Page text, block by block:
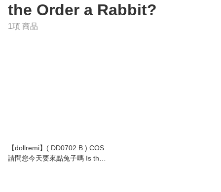
the Order a Rabbit?
1項 商品
【dollremi】( DD0702 B ) COS
請問您今天要來點兔子嗎 Is the